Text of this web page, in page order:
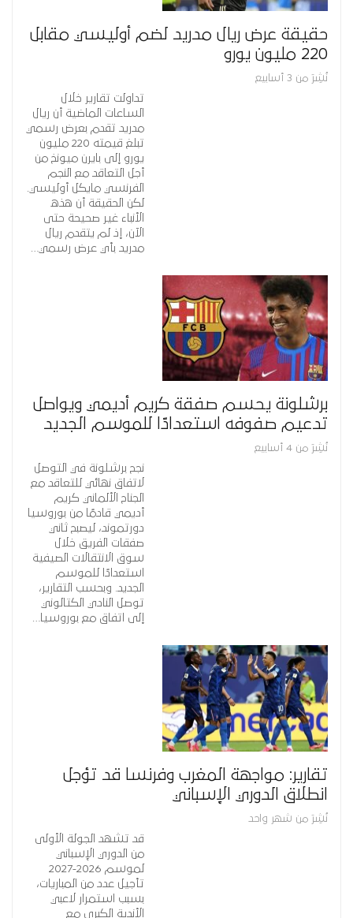
حقيقة عرض ريال مدريد لضم أوليسي مقابل
220 مليون يورو
نُشِرَ من 3 أسابيع
تداولت تقارير خلال
الساعات الماضية أن ريال
مدريد تقدم بعرض رسمي
تبلغ قيمته 220 مليون
يورو إلى بايرن ميونخ من
أجل التعاقد مع النجم
الفرنسي مايكل أوليسي.
لكن الحقيقة أن هذه
الأنباء غير صحيحة حتى
الآن، إذ لم يتقدم ريال
مدريد بأي عرض رسمي…
برشلونة يحسم صفقة كريم أديمي ويواصل
تدعيم صفوفه استعدادًا للموسم الجديد
نُشِرَ من 4 أسابيع
نجح برشلونة في التوصل
لاتفاق نهائي للتعاقد مع
الجناح الألماني كريم
أديمي قادمًا من بوروسيا
دورتموند، ليصبح ثاني
صفقات الفريق خلال
سوق الانتقالات الصيفية
استعدادًا للموسم
الجديد. وبحسب التقارير،
توصل النادي الكتالوني
إلى اتفاق مع بوروسيا…
تقارير: مواجهة المغرب وفرنسا قد تؤجل
انطلاق الدوري الإسباني
نُشِرَ من شهر واحد
قد تشهد الجولة الأولى
من الدوري الإسباني
لموسم 2026-2027
تأجيل عدد من المباريات،
بسبب استمرار لاعبي
الأندية الكبرى مع